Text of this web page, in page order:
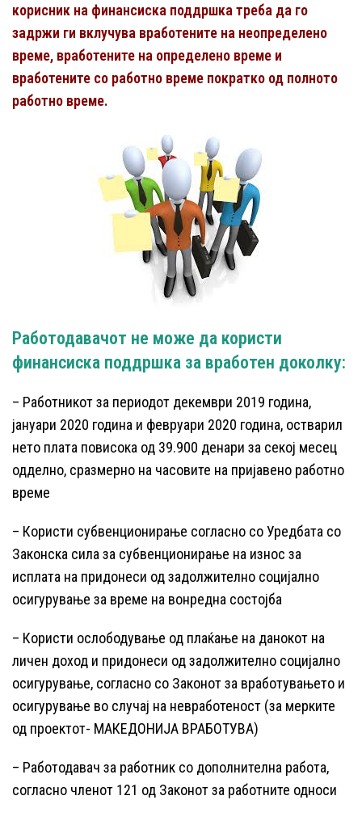
корисник на финансиска поддршка треба да го
задржи ги вклучува вработените на неопределено
време, вработените на определено време и
вработените со работно време пократко од полното
работно време.
Работодавачот не може да користи
финансиска поддршка за вработен доколку:
– Работникот за периодот декември 2019 година,
јануари 2020 година и февруари 2020 година, остварил
нето плата повисока од 39.900 денари за секој месец
одделно, сразмерно на часовите на пријавено работно
време
– Користи субвенционирање согласно со Уредбата со
Законска сила за субвенционирање на износ за
исплата на придонеси од задолжително социјално
осигурување за време на вонредна состојба
– Користи ослободување од плаќање на данокот на
личен доход и придонеси од задолжително социјално
осигурување, согласно со Законот за вработувањето и
осигурување во случај на невработеност (за мерките
од проектот- МАКЕДОНИЈА ВРАБОТУВА)
– Работодавач за работник со дополнителна работа,
согласно членот 121 од Законот за работните односи